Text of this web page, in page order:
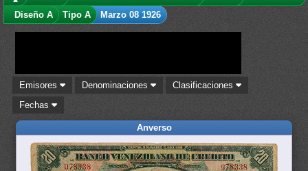
Diseño A
Tipo A Marzo 08 1926
Emisores Denominaciones
Clasificaciones
Fechas
Anverso